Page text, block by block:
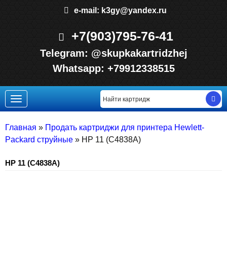
e-mail: k3gy@yandex.ru
+7(903)795-76-41
Telegram: @skupkakartridzhej
Whatsapp: +79912338515
Toggle
navigation
Главная » Продать картриджи для принтера Hewlett-
Packard струйные » HP 11 (C4838A)
HP 11 (C4838A)